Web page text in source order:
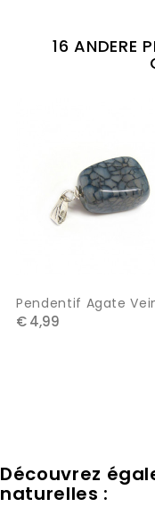
16 ANDERE
Pendentif Agate
€ 4,99
Découvrez
naturelles :